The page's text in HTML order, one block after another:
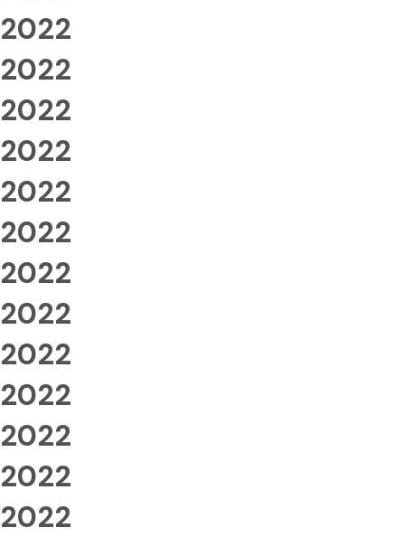
2022
2022
2022
2022
2022
2022
2022
2022
2022
2022
2022
2022
2022